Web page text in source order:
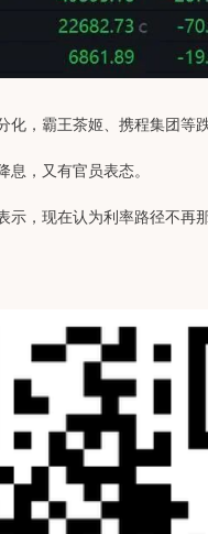
，霸王茶姬、携程集团等跌
，又有官员表态。
，现在认为利率路径不再